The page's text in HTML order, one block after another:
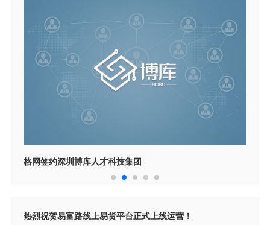
格网签约深圳博库人才科技集团
热烈祝贺易富路线上易货平台正式上线运营！